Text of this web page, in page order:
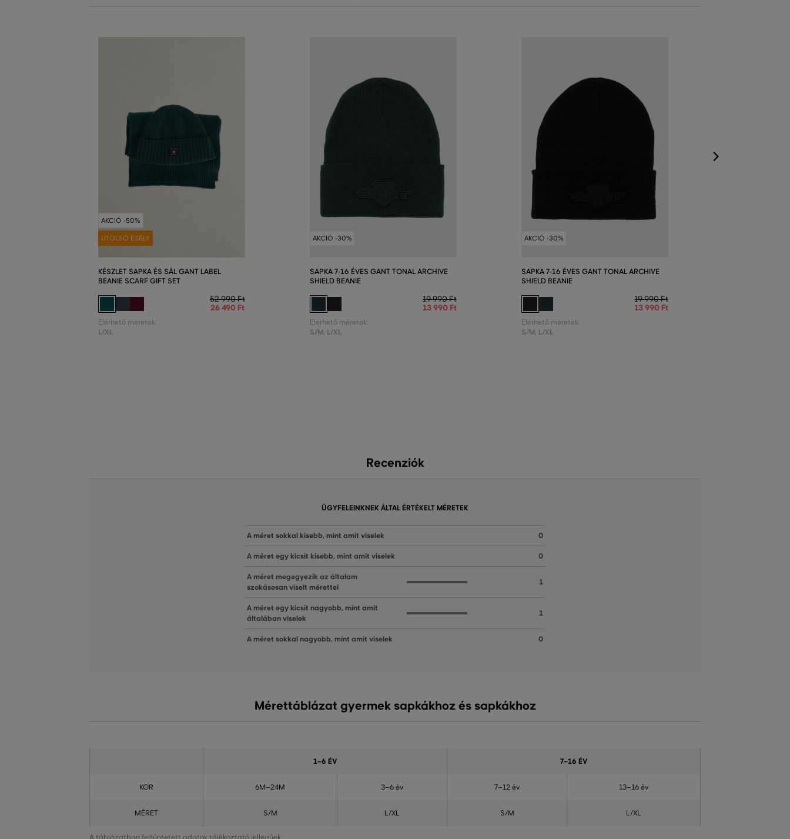
AKCIÓ -50%
UTOLSÓ ESÉLY
KÉSZLET SAPKA ÉS SÁL GANT LABEL
BEANIE SCARF GIFT SET
52 990 Ft
26 490 Ft
Elérhető méretek:
L/XL
AKCIÓ -30%
SAPKA 7-16 ÉVES GANT TONAL ARCHIVE
SHIELD BEANIE
19 990 Ft
13 990 Ft
Elérhető méretek:
S/M, L/XL
AKCIÓ -30%
SAPKA 7-16 ÉVES GANT TONAL ARCHIVE
SHIELD BEANIE
19 990 Ft
13 990 Ft
Elérhető méretek:
S/M, L/XL
Recenziók
ÜGYFELEINKNEK ÁLTAL ÉRTÉKELT MÉRETEK
A méret sokkal kisebb, mint amit viselek 0
A méret egy kicsit kisebb, mint amit viselek 0
A méret megegyezik az általam
szokásosan viselt mérettel
1
A méret egy kicsit nagyobb, mint amit
általában viselek
1
A méret sokkal nagyobb, mint amit viselek 0
Mérettáblázat gyermek sapkákhoz és sapkákhoz
A táblázatban feltüntetett adatok tájékoztató jellegűek
1–6 ÉV 7–16 ÉV
KOR 6M–24M 3–6 év 7–12 év 13–16 év
MÉRET S/M L/XL S/M L/XL